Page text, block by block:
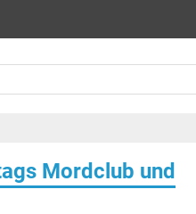
Mordclub und